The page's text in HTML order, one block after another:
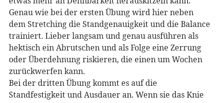
Genau wie bei der ersten Übung wird hier neben
dem Stretching die Standgenauigkeit und die Balance
trainiert. Lieber langsam und genau ausführen als
hektisch ein Abrutschen und als Folge eine Zerrung
oder Überdehnung riskieren, die einen um Wochen
zurückwerfen kann.
Bei der dritten Übung kommt es auf die
Standfestigkeit und Ausdauer an. Wenn sie das Knie